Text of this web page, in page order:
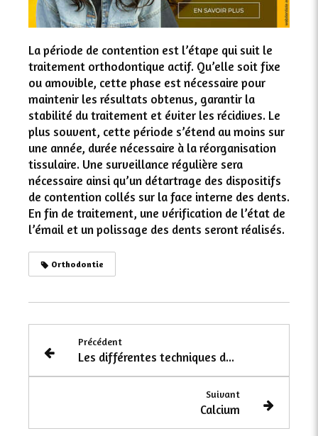
La période de contention est l’étape qui suit le
traitement orthodontique actif. Qu’elle soit fixe
ou amovible, cette phase est nécessaire pour
maintenir les résultats obtenus, garantir la
stabilité du traitement et éviter les récidives. Le
plus souvent, cette période s’étend au moins sur
une année, durée nécessaire à la réorganisation
tissulaire. Une surveillance régulière sera
nécessaire ainsi qu’un détartrage des dispositifs
de contention collés sur la face interne des dents.
En fin de traitement, une vérification de l’état de
l’émail et un polissage des dents seront réalisés.
Orthodontie
Précédent
Les différentes techniques de traitement
Suivant
Calcium